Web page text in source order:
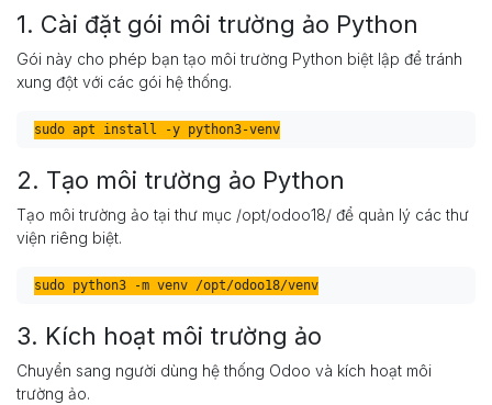
1. Cài đặt gói môi trường ảo Python
Gói này cho phép bạn tạo môi trường Python biệt lập để tránh
xung đột với các gói hệ thống.
2. Tạo môi trường ảo Python
Tạo môi trường ảo tại thư mục /opt/odoo18/ để quản lý các thư
viện riêng biệt.
3. Kích hoạt môi trường ảo
Chuyển sang người dùng hệ thống Odoo và kích hoạt môi
trường ảo.